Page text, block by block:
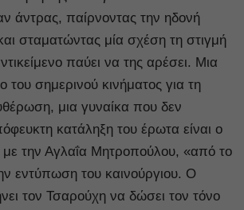
άντρας, παίρνοντας την ηδονή
σταματώντας μία σχέση τη στιγμή
παύει να της αρέσει. Μια
του σημερινού κινήματος για τη
μια γυναίκα που δεν
κατάληξη του έρωτα είναι ο
την Αγλαΐα Μητροπούλου, «από το
εντύπωση του καινούργιου. Ο
τον Τσαρούχη να δώσει τον τόνο